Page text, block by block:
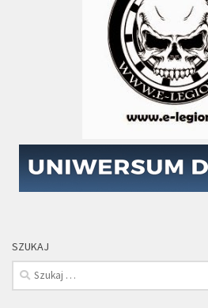
SZUKAJ
Szukaj: